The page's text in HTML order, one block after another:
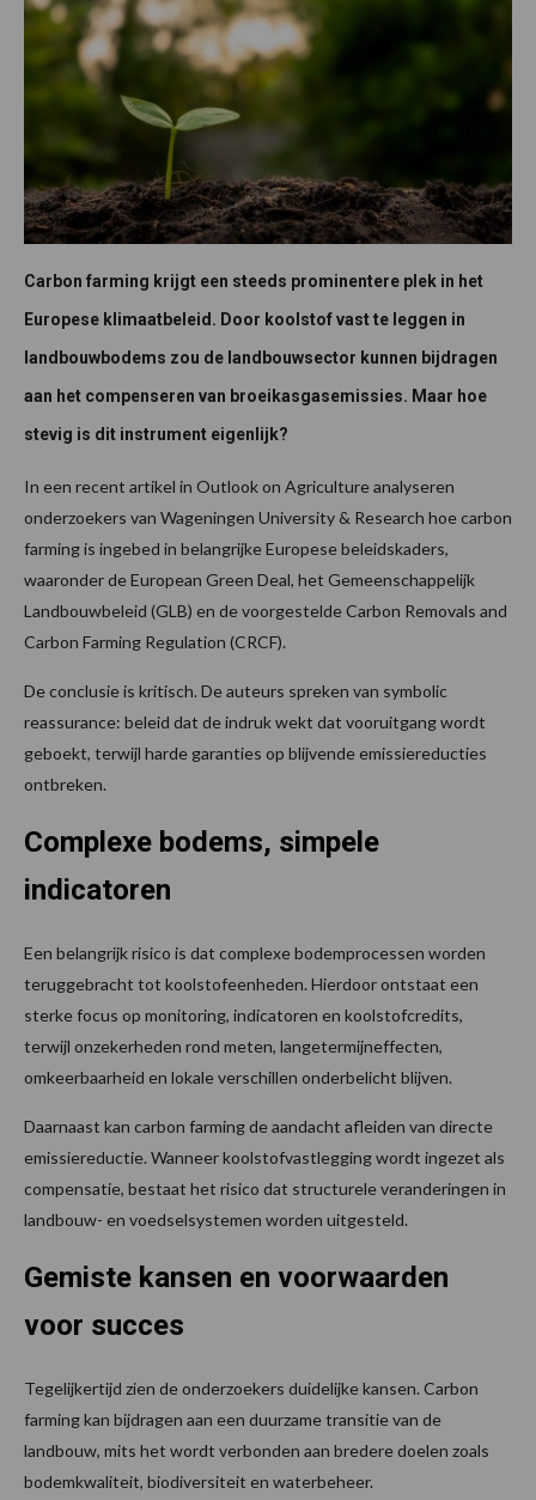
Carbon farming krijgt een steeds prominentere plek in het
Europese klimaatbeleid. Door koolstof vast te leggen in
landbouwbodems zou de landbouwsector kunnen bijdragen
aan het compenseren van broeikasgasemissies. Maar hoe
stevig is dit instrument eigenlijk?
In een recent artikel in Outlook on Agriculture analyseren
onderzoekers van Wageningen University & Research hoe carbon
farming is ingebed in belangrijke Europese beleidskaders,
waaronder de European Green Deal, het Gemeenschappelijk
Landbouwbeleid (GLB) en de voorgestelde Carbon Removals and
Carbon Farming Regulation (CRCF).
De conclusie is kritisch. De auteurs spreken van symbolic
reassurance: beleid dat de indruk wekt dat vooruitgang wordt
geboekt, terwijl harde garanties op blijvende emissiereducties
ontbreken.
Complexe bodems, simpele
indicatoren
Een belangrijk risico is dat complexe bodemprocessen worden
teruggebracht tot koolstofeenheden. Hierdoor ontstaat een
sterke focus op monitoring, indicatoren en koolstofcredits,
terwijl onzekerheden rond meten, langetermijneffecten,
omkeerbaarheid en lokale verschillen onderbelicht blijven.
Daarnaast kan carbon farming de aandacht afleiden van directe
emissiereductie. Wanneer koolstofvastlegging wordt ingezet als
compensatie, bestaat het risico dat structurele veranderingen in
landbouw- en voedselsystemen worden uitgesteld.
Gemiste kansen en voorwaarden
voor succes
Tegelijkertijd zien de onderzoekers duidelijke kansen. Carbon
farming kan bijdragen aan een duurzame transitie van de
landbouw, mits het wordt verbonden aan bredere doelen zoals
bodemkwaliteit, biodiversiteit en waterbeheer.